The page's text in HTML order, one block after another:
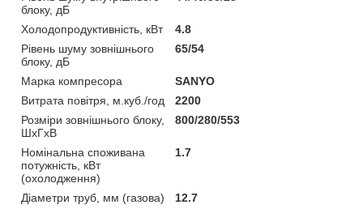
блоку, дБ
Холодопродуктивність, кВт
4.8
Рівень шуму зовнішнього
блоку, дБ
65/54
Марка компресора
SANYO
Витрата повітря, м.куб./год
2200
Розміри зовнішнього блоку,
ШхГхВ
800/280/553
Номінальна споживана
потужність, кВт
(охолодження)
1.7
Діаметри труб, мм (газова)
12.7